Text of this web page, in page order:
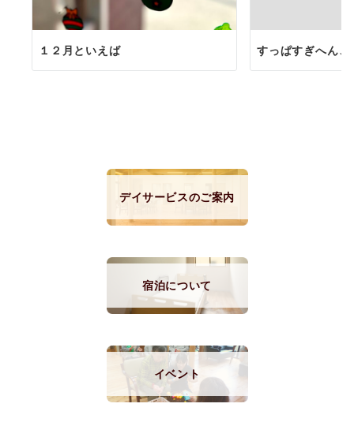
１２月といえば すっぱすぎへん、
デイサービスのご案内
宿泊について
イベント